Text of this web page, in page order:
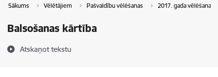
Sākums Vēlētājiem Pašvaldību vēlēšanas 2017. gada vēlēšanas
Balsošanas kārtība
Atskaņot tekstu